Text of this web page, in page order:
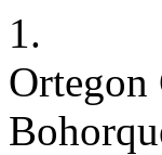
1.
Ortegon